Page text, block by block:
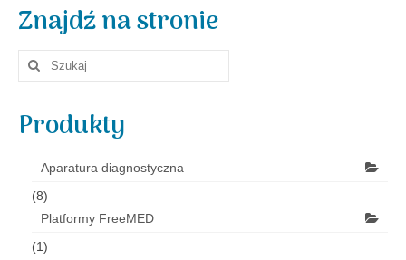
Znajdź na stronie
Szuklaj
Produkty
Aparatura diagnostyczna
(8)
Platformy FreeMED
(1)